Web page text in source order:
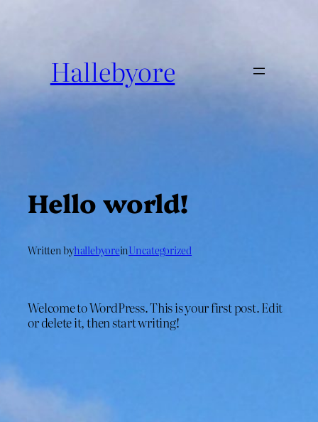
Hallebyore
Hello world!
Written byhallebyoreinUncategorized
Welcome to WordPress. This is your first post. Edit
or delete it, then start writing!